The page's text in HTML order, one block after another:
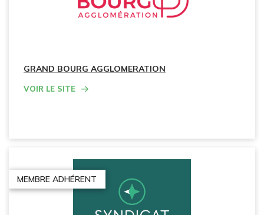
GRAND BOURG AGGLOMERATION
Voir le site
MEMBRE ADHÉRENT